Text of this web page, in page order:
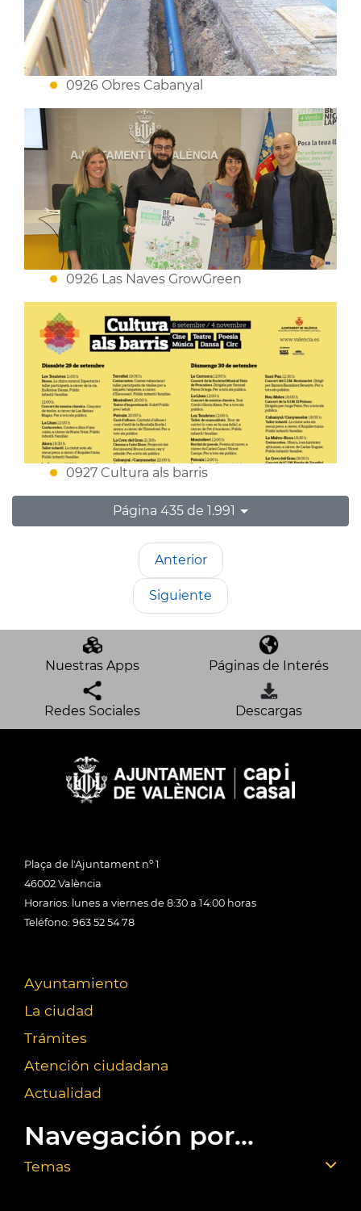
0926 Obres Cabanyal
0926 Las Naves GrowGreen
0927 Cultura als barris
Página 435 de 1.991
Anterior
Siguiente
Nuestras Apps Páginas de Interés
Redes Sociales Descargas
Plaça de l'Ajuntament nº 1
46002 València
Horarios: lunes a viernes de 8:30 a 14:00 horas
Teléfono: 963 52 54 78
Ayuntamiento
La ciudad
Trámites
Atención ciudadana
Actualidad
Navegación por...
Temas